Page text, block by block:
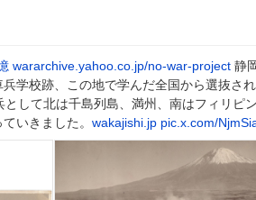
wararchive.yahoo.co.jp/no-war-project 静
学校跡、この地で学んだ全国から選抜さ
として北は千島列島、満州、南はフィリピ
いきました。 wakajishi.jp pic.x.com/